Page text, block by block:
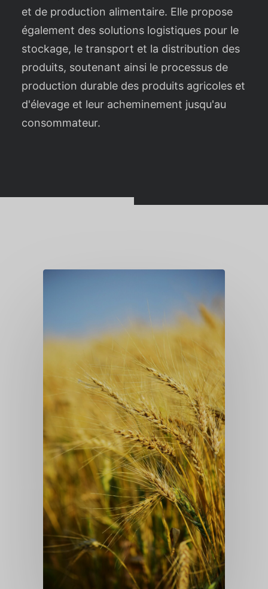
et de production alimentaire. Elle propose
également des solutions logistiques pour le
stockage, le transport et la distribution des
produits, soutenant ainsi le processus de
production durable des produits agricoles et
d'élevage et leur acheminement jusqu'au
consommateur.